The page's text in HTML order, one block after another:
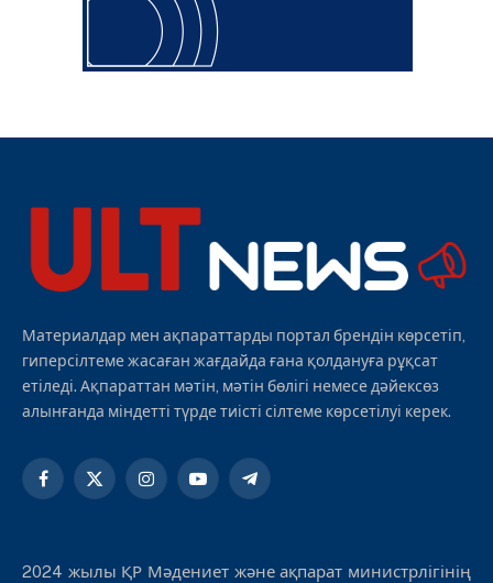
Материалдар мен ақпараттарды портал брендін көрсетіп,
гиперсілтеме жасаған жағдайда ғана қолдануға рұқсат
етіледі. Ақпараттан мәтін, мәтін бөлігі немесе дәйексөз
алынғанда міндетті түрде тиісті сілтеме көрсетілуі керек.
Facebook
X
InstagramYouTubeTelegram
2024 жылы ҚР Мәдениет және ақпарат министрлігінің